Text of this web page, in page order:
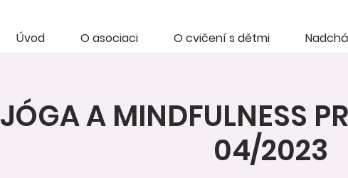
Úvod O asociaci O cvičení s dětmi
JÓGA A MINDFULNESS
04/2023